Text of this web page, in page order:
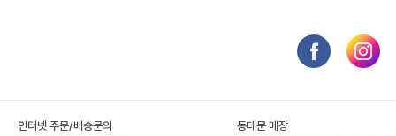
인터넷 주문/배송문의 동대문 매장